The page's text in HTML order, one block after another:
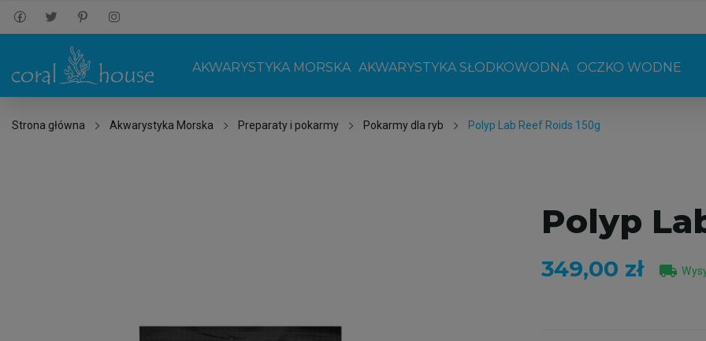
AKWARYSTYKA MORSKA AKWARYSTYKA SŁODKOWODNA OCZKO WODNE
Strona główna Akwarystyka Morska Preparaty i pokarmy Pokarmy dla ryb Polyp Lab Reef Roids 150g
Polyp
349,00 zł local_shipping